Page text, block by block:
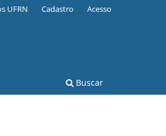
Buscar
UFRN Cadastro Acesso